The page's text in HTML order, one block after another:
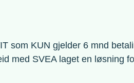
som KUN gjelder 6 mnd
med SVEA laget en løsning